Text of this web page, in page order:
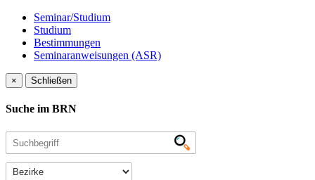
Seminar/Studium
Studium
Bestimmungen
Seminaranweisungen (ASR)
× Schließen
Suche im BRN